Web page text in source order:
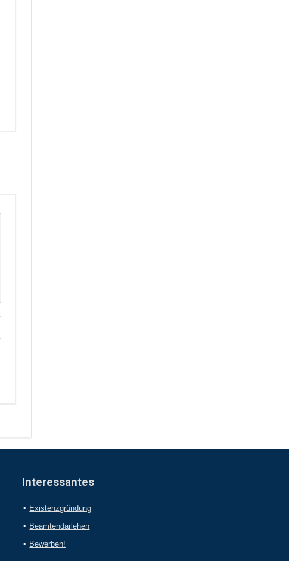
Interessantes
Existenzgründung
Beamtendarlehen
Bewerben!